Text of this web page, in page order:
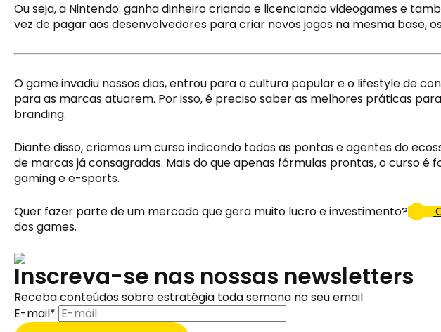
Ou seja, a Nintendo: ganha dinheiro criando e licenciando videogames e
vez de pagar aos desenvolvedores para criar novos jogos na mesma base,
O game invadiu nossos dias, entrou para a cultura popular e o lifestyle de
para as marcas atuarem. Por isso, é preciso saber as melhores práticas
branding.
Diante disso, criamos um curso indicando todas as pontas e agentes do
de marcas já consagradas. Mais do que apenas fórmulas prontas, o curso
gaming e e-sports.
Quer fazer parte de um mercado que gera muito lucro e investimento?
dos games.
Inscreva-se nas nossas newsletters
Receba conteúdos sobre estratégia toda semana no seu email
E-mail*